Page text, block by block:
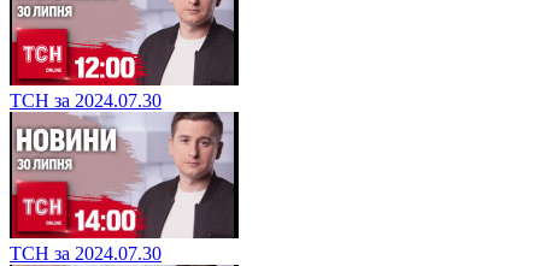
ТСН за 2024.07.30
ТСН за 2024.07.30